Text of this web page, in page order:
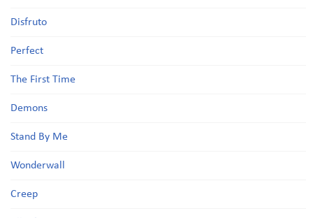
Disfruto
Perfect
The First Time
Demons
Stand By Me
Wonderwall
Creep